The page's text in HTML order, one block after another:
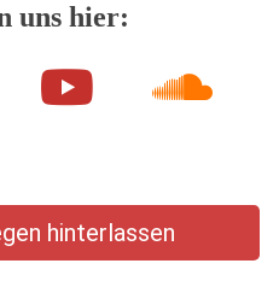
uns hier:
hinterlassen